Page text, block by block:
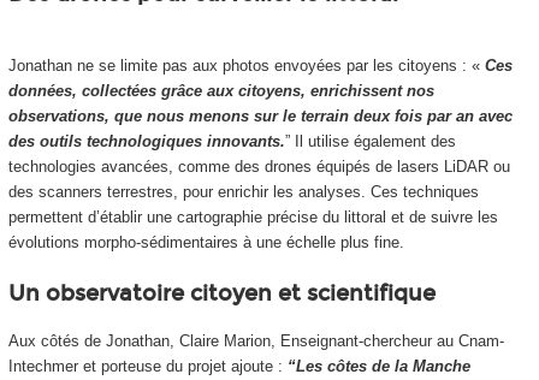
Jonathan ne se limite pas aux photos envoyées par les citoyens : «Ces
données, collectées grâce aux citoyens, enrichissent nos
observations, que nous menons sur le terrain deux fois par an avec
des outils technologiques innovants.” Il utilise également des
technologies avancées, comme des drones équipés de lasers LiDAR ou
des scanners terrestres, pour enrichir les analyses. Ces techniques
permettent d’établir une cartographie précise du littoral et de suivre les
évolutions morpho-sédimentaires à une échelle plus fine.
Un observatoire citoyen et scientifique
Aux côtés de Jonathan, Claire Marion, Enseignant-chercheur au Cnam-
Intechmer et porteuse du projet ajoute : “Les côtes de la Manche